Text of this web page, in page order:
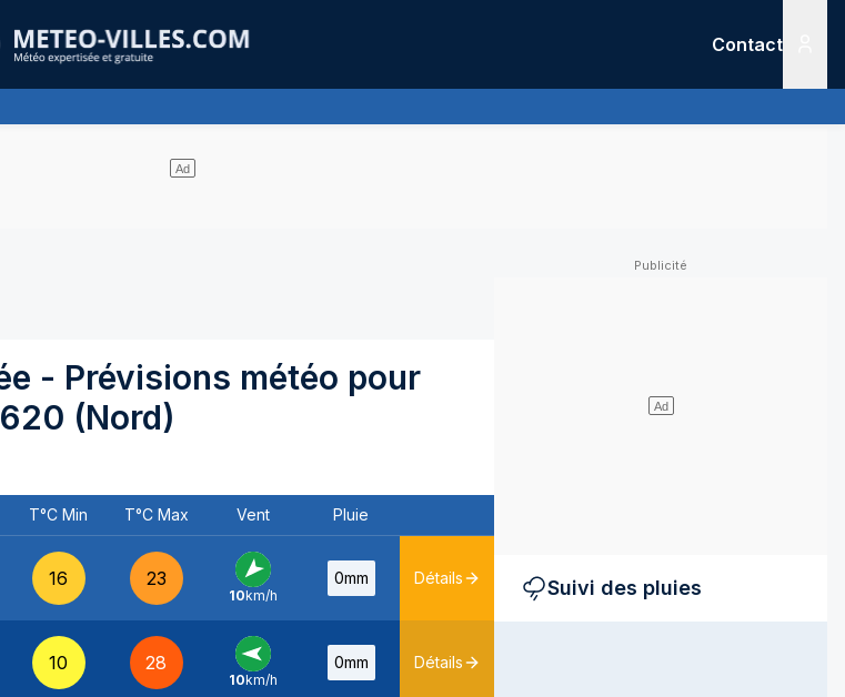
Contact
plus ou moins l'éclat du soleil
- Prévisions météo pour
(Nord)
T°C Min T°C Max Vent Pluie
16 23
NE -
10km/h
0mm Détails
10 28
E -
10km/h
0mm Détails
Suivi des pluies